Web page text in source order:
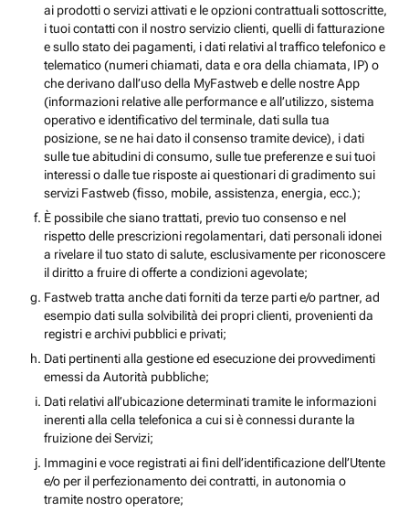
ai prodotti o servizi attivati e le opzioni contrattuali sottoscritte,
i tuoi contatti con il nostro servizio clienti, quelli di fatturazione
e sullo stato dei pagamenti, i dati relativi al traffico telefonico e
telematico (numeri chiamati, data e ora della chiamata, IP) o
che derivano dall’uso della MyFastweb e delle nostre App
(informazioni relative alle performance e all’utilizzo, sistema
operativo e identificativo del terminale, dati sulla tua
posizione, se ne hai dato il consenso tramite device), i dati
sulle tue abitudini di consumo, sulle tue preferenze e sui tuoi
interessi o dalle tue risposte ai questionari di gradimento sui
servizi Fastweb (fisso, mobile, assistenza, energia, ecc.);
È possibile che siano trattati, previo tuo consenso e nel
rispetto delle prescrizioni regolamentari, dati personali idonei
a rivelare il tuo stato di salute, esclusivamente per riconoscere
il diritto a fruire di offerte a condizioni agevolate;
Fastweb tratta anche dati forniti da terze parti e/o partner, ad
esempio dati sulla solvibilità dei propri clienti, provenienti da
registri e archivi pubblici e privati;
Dati pertinenti alla gestione ed esecuzione dei provvedimenti
emessi da Autorità pubbliche;
Dati relativi all’ubicazione determinati tramite le informazioni
inerenti alla cella telefonica a cui si è connessi durante la
fruizione dei Servizi;
Immagini e voce registrati ai fini dell’identificazione dell’Utente
e/o per il perfezionamento dei contratti, in autonomia o
tramite nostro operatore;